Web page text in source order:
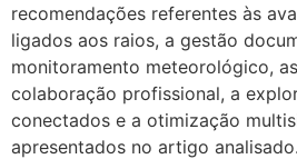
recomendações referentes às
ligados aos raios, a gestão
monitoramento meteorológico,
colaboração profissional, a
conectados e a otimização
apresentados no artigo analisado.